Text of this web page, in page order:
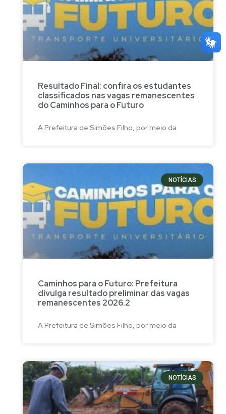
Resultado Final: confira os estudantes
classificados nas vagas remanescentes
do Caminhos para o Futuro
A Prefeitura de Simões Filho, por meio da
NOTÍCIAS
Caminhos para o Futuro: Prefeitura
divulga resultado preliminar das vagas
remanescentes 2026.2
A Prefeitura de Simões Filho, por meio da
NOTÍCIAS